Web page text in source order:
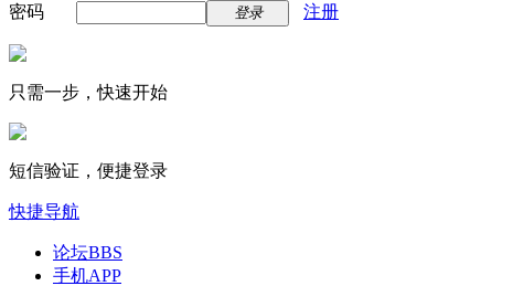
密码
登录 注册
只需一步，快速开始
短信验证，便捷登录
快捷导航
论坛BBS
手机APP